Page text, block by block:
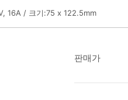
16A / 크기:75 x 122.5mm
판매가